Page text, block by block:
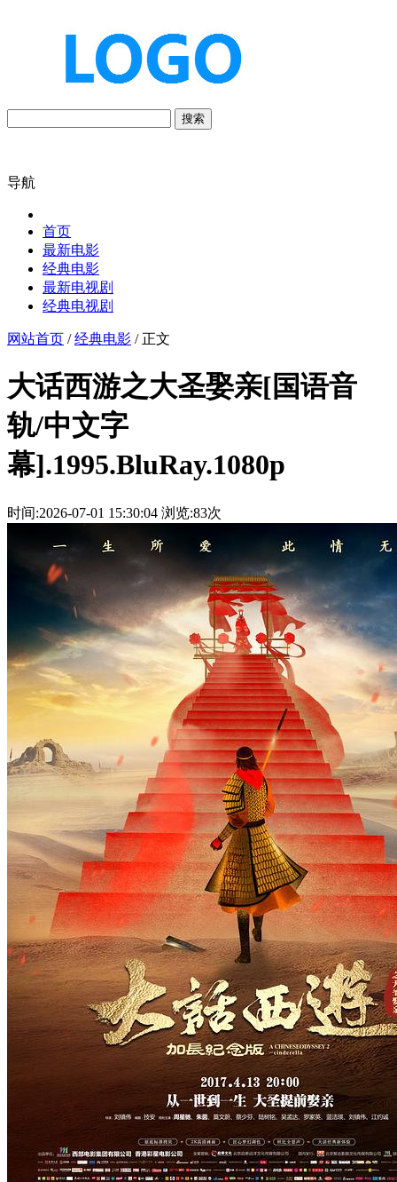
搜索
导航
首页
最新电影
经典电影
最新电视剧
经典电视剧
网站首页 /经典电影 / 正文
大话西游之大圣娶亲[国语音
轨/中文字
幕].1995.BluRay.1080p
时间:2026-07-01 15:30:04 浏览:83次